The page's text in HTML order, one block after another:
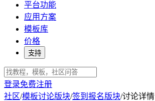
平台功能
应用方案
模板库
价格
支持
登录免费注册
社区/模板讨论版块/签到报名版块/讨论详情